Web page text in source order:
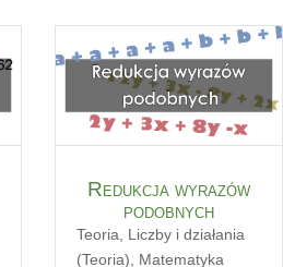
Redukcja wyrazów
podobnych
Teoria
Liczby i działania
(Teoria)
Matematyka